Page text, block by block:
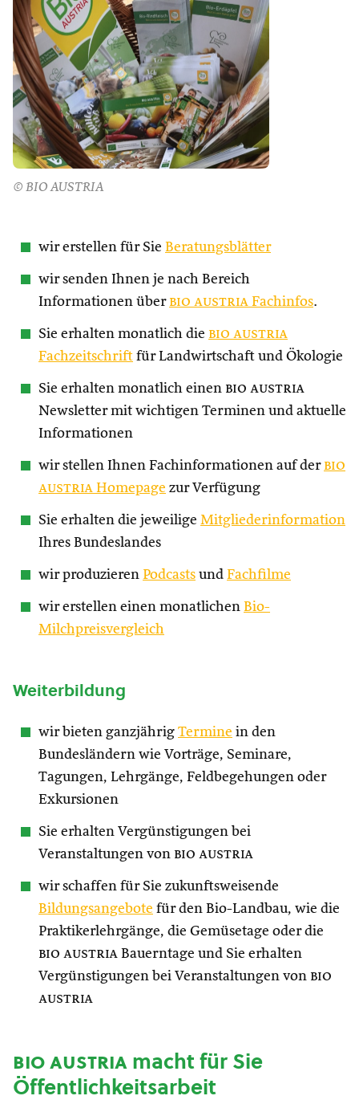
© BIO AUSTRIA
wir erstellen für Sie Beratungsblätter
wir senden Ihnen je nach Bereich
Informationen über bio austria Fachinfos.
Sie erhalten monatlich die bio austria
Fachzeitschrift für Landwirtschaft und Ökologie
Sie erhalten monatlich einen bio austria
Newsletter mit wichtigen Terminen und aktuelle
Informationen
wir stellen Ihnen Fachinformationen auf der bio
austria Homepage zur Verfügung
Sie erhalten die jeweilige Mitgliederinformation
Ihres Bundeslandes
wir produzieren Podcasts und Fachfilme
wir erstellen einen monatlichen Bio-
Milchpreisvergleich
Weiterbildung
wir bieten ganzjährig Termine in den
Bundesländern wie Vorträge, Seminare,
Tagungen, Lehrgänge, Feldbegehungen oder
Exkursionen
Sie erhalten Vergünstigungen bei
Veranstaltungen von bio austria
wir schaffen für Sie zukunftsweisende
Bildungsangebote für den Bio-Landbau, wie die
Praktikerlehrgänge, die Gemüsetage oder die
bio austria Bauerntage und Sie erhalten
Vergünstigungen bei Veranstaltungen von bio
austria
bio austriamacht für Sie
Öffentlichkeitsarbeit